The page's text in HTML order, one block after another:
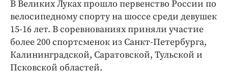
В Великих Луках прошло первенство России по
велосипедному спорту на шоссе среди девушек
15-16 лет. В соревнованиях приняли участие
более 200 спортсменок из Санкт-Петербурга,
Калининградской, Саратовской, Тульской и
Псковской областей.